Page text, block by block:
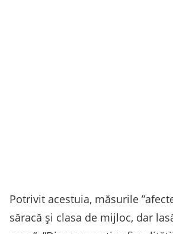
Potrivit acestuia, măsurile
săracă şi clasa de mijloc, dar